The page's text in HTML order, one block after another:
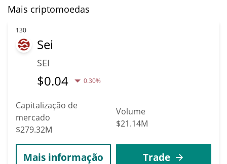
Mais criptomoedas
130
Sei
SEI
$0.04 0.30%
Capitalização de
mercado
$279.32M
Volume
$21.14M
Mais informação Trade